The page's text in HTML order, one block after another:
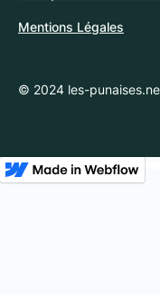
© 2024 les-
Mentions Légales